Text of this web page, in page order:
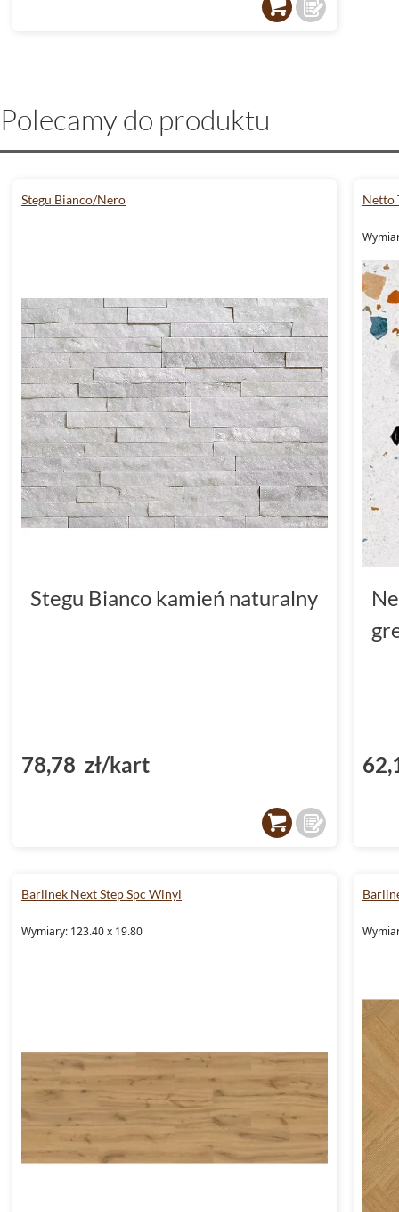
Polecamy do produktu
Stegu Bianco/Nero
Stegu Bianco kamień naturalny
78,78 zł/kart
Netto
Barlinek Next Step Spc Winyl
Wymiary: 123.40 x 19.80